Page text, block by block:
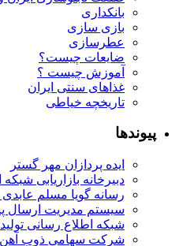
بانکداری
بازی سازی
عطرسازی
ضایعات چیست؟
آموزش چیست ؟
غذاهای سنتی ایران
تاریخچه خیاطی
پیوندها
ایده پردازان مهر گستر
دبیرخانه بازاریابی شبکه
رسانه گویا مسلم
سیستم مدیریت ارسال
شبکه اطلاع رسانی
شرکت سهامی ذوب آهن